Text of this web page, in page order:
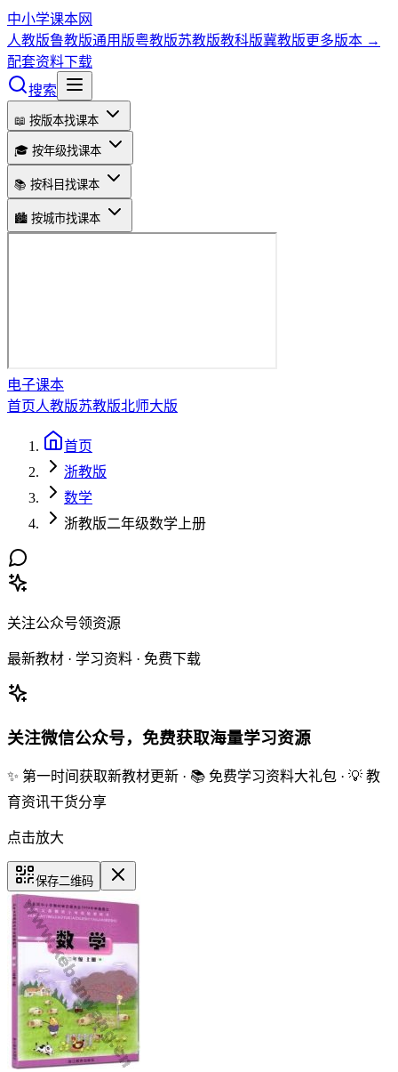
中小学课本网
人教版鲁教版通用版粤教版苏教版教科版冀教版更多版本 →
配套资料下载
搜索
📖 按版本找课本
🎓 按年级找课本
📚 按科目找课本
🏙️ 按城市找课本
电子课本
首页人教版苏教版北师大版
首页
浙教版
数学
浙教版二年级数学上册
关注公众号领资源
最新教材 · 学习资料 · 免费下载
关注微信公众号，免费获取海量学习资源
✨ 第一时间获取新教材更新 · 📚 免费学习资料大礼包 · 💡 教
育资讯干货分享
点击放大
保存二维码